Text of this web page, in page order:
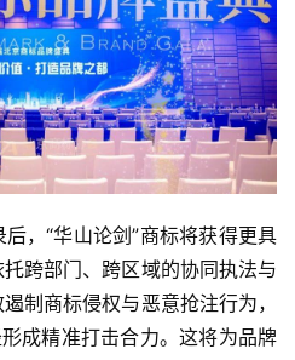
，“华山论剑”商标将获得更具
跨部门、跨区域的协同执法与
制商标侵权与恶意抢注行为，
成精准打击合力。这将为品牌